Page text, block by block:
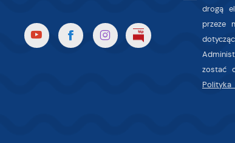
drogą
przeze
zostać